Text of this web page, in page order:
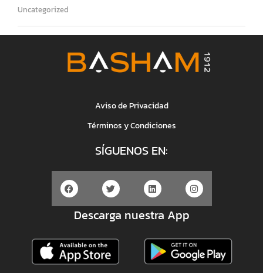
Uncategorized
Aviso de Privacidad
Términos y Condiciones
SÍGUENOS EN:
Descarga nuestra App